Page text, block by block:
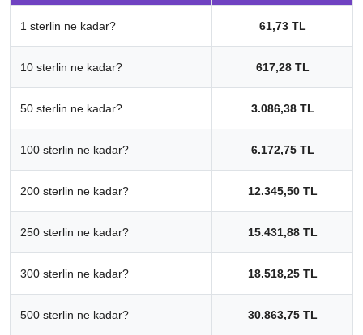
1 sterlin ne kadar? 61,73 TL
10 sterlin ne kadar? 617,28 TL
50 sterlin ne kadar? 3.086,38 TL
100 sterlin ne kadar? 6.172,75 TL
200 sterlin ne kadar? 12.345,50 TL
250 sterlin ne kadar? 15.431,88 TL
300 sterlin ne kadar? 18.518,25 TL
500 sterlin ne kadar? 30.863,75 TL